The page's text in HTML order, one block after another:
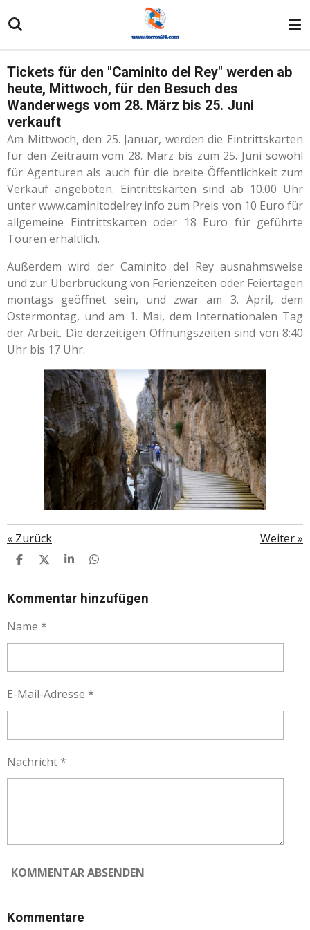
Hauptinhalt
Tickets für den "Caminito del Rey" werden ab
heute, Mittwoch, für den Besuch des
Wanderwegs vom 28. März bis 25. Juni
verkauft
Am Mittwoch, den 25. Januar, werden die Eintrittskarten
für den Zeitraum vom 28. März bis zum 25. Juni sowohl
für Agenturen als auch für die breite Öffentlichkeit zum
Verkauf angeboten. Eintrittskarten sind ab 10.00 Uhr
unter www.caminitodelrey.info zum Preis von 10 Euro für
allgemeine Eintrittskarten oder 18 Euro für geführte
Touren erhältlich.
Außerdem wird der Caminito del Rey ausnahmsweise
und zur Überbrückung von Ferienzeiten oder Feiertagen
montags geöffnet sein, und zwar am 3. April, dem
Ostermontag, und am 1. Mai, dem Internationalen Tag
der Arbeit. Die derzeitigen Öffnungszeiten sind von 8:40
Uhr bis 17 Uhr.
« Zurück Weiter»
T
L
E
T
L
E
T
L
E
T
L
E
Kommentar hinzufügen
Name *
E-Mail-Adresse *
Nachricht *
KOMMENTAR ABSENDEN
Kommentare